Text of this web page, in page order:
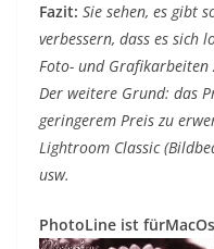
Fazit: Sie sehen, es gibt
verbessern, dass es sich
Foto- und Grafikarbeiten
Der weitere Grund: das
geringerem Preis zu
Lightroom Classic
usw.
PhotoLine ist